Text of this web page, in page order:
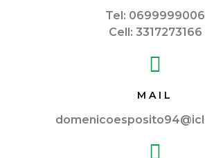
Tel: 0699999006
Cell: 3317273166
MAIL